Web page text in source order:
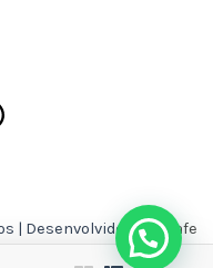
| Desenvolvido porAsafe